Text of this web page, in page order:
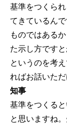
基準をつくら
てきているん
ものではある
た示し方です
というのを考
ればお話いただ
知事
基準をつくる
と思いますね